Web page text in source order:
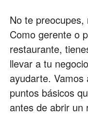
No te
Como gerente o
restaurante,
llevar a tu
ayudarte. Vamos
puntos básicos
antes de abrir un